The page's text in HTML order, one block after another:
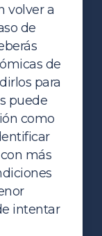
volver a
de
de
para
puede
como
más
intentar